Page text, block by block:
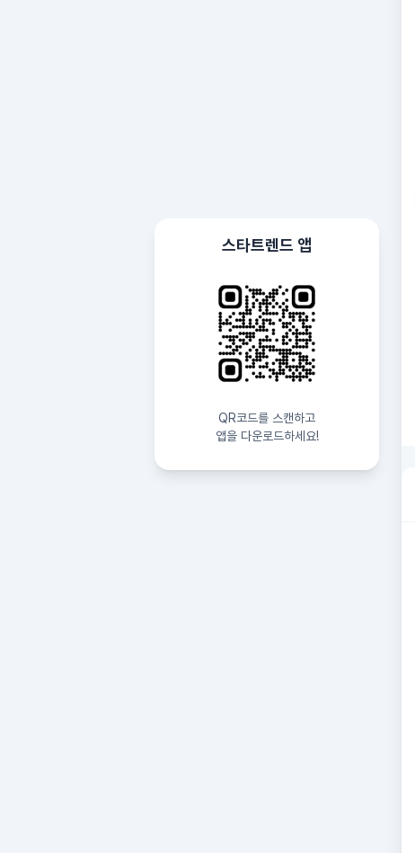
스타트렌드 앱
QR코드를 스캔하고
앱을 다운로드하세요!